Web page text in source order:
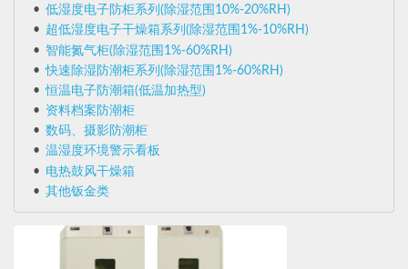
低湿度电子防柜系列(除湿范围10%-20%RH)
超低湿度电子干燥箱系列(除湿范围1%-10%RH)
智能氮气柜(除湿范围1%-60%RH)
快速除湿防潮柜系列(除湿范围1%-60%RH)
恒温电子防潮箱(低温加热型)
资料档案防潮柜
数码、摄影防潮柜
温湿度环境警示看板
电热鼓风干燥箱
其他钣金类